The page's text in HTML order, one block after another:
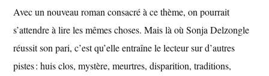
Avec un nouveau roman consacré à ce thème, on pourrait
s’attendre à lire les mêmes choses. Mais là où Sonja Delzongle
réussit son pari, c’est qu’elle entraîne le lecteur sur d’autres
pistes : huis clos, mystère, meurtres, disparition, traditions,